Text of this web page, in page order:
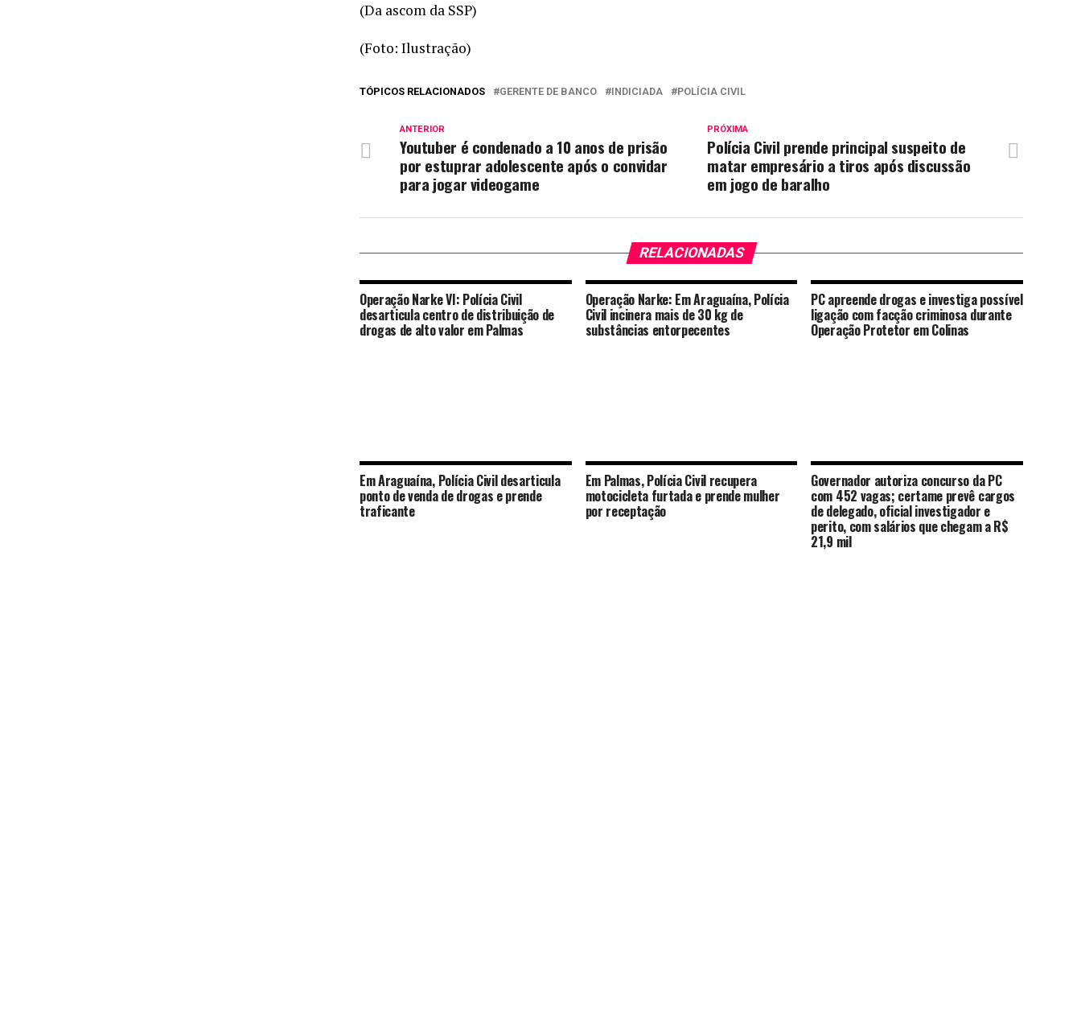
(Da ascom da SSP)
(Foto: Ilustração)
TÓPICOS RELACIONADOS GERENTE DE BANCO INDICIADA POLÍCIA CIVIL
PRÓXIMA
Polícia Civil prende principal suspeito de
matar empresário a tiros após discussão
em jogo de baralho
ANTERIOR
Youtuber é condenado a 10 anos de prisão
por estuprar adolescente após o convidar
para jogar videogame
RELACIONADAS
Operação Narke VI: Polícia Civil
desarticula centro de distribuição de
drogas de alto valor em Palmas
Operação Narke: Em Araguaína, Polícia
Civil incinera mais de 30 kg de
substâncias entorpecentes
PC apreende drogas e investiga possível
ligação com facção criminosa durante
Operação Protetor em Colinas
Em Araguaína, Polícia Civil desarticula
ponto de venda de drogas e prende
traficante
Em Palmas, Polícia Civil recupera
motocicleta furtada e prende mulher
por receptação
Governador autoriza concurso da PC
com 452 vagas; certame prevê cargos
de delegado, oficial investigador e
perito, com salários que chegam a R$
21,9 mil